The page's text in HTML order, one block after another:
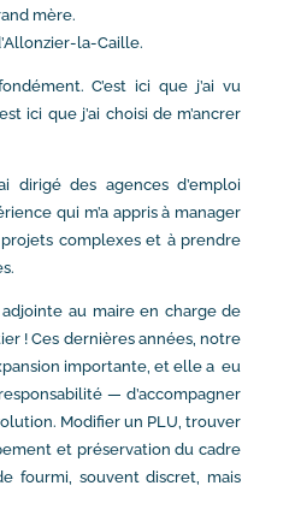
mère.
la-Caille.
C’est ici que j’ai vu
ici que j’ai choisi de m’ancrer
dirigé des agences d’emploi
qui m’a appris à manager
complexes et à prendre
adjointe au maire en charge de
! Ces dernières années, notre
importante, et elle a eu
— d’accompagner
Modifier un PLU, trouver
et préservation du cadre
fourmi, souvent discret, mais